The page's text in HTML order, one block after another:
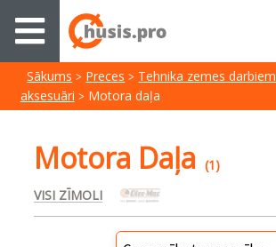
Sākums Preces Tehnika zemes darbiem
aksesuāri
Motora daļa
Motora Daļa (1)
VISI ZĪMOLI